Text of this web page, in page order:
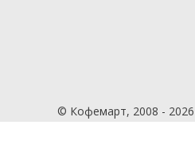
© Кофемарт, 2008 - 2026